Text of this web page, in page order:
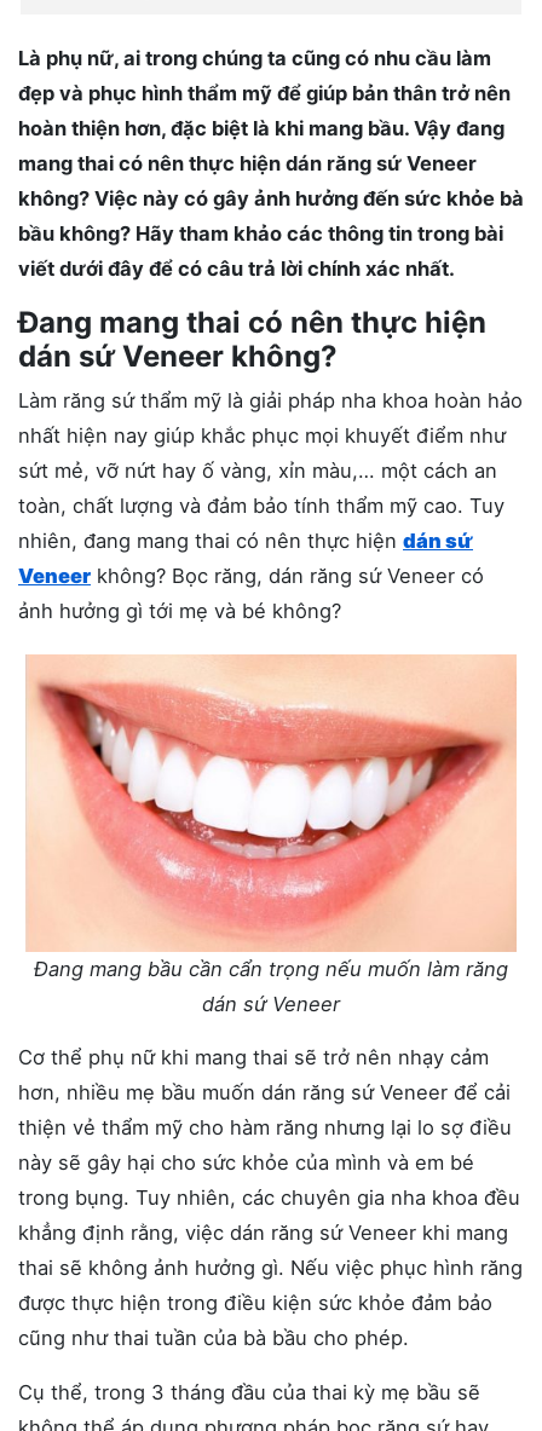
Là phụ nữ, ai trong chúng ta cũng có nhu cầu làm
đẹp và phục hình thẩm mỹ để giúp bản thân trở nên
hoàn thiện hơn, đặc biệt là khi mang bầu. Vậy đang
mang thai có nên thực hiện dán răng sứ Veneer
không? Việc này có gây ảnh hưởng đến sức khỏe bà
bầu không? Hãy tham khảo các thông tin trong bài
viết dưới đây để có câu trả lời chính xác nhất.
Đang mang thai có nên thực hiện
dán sứ Veneer không?
Làm răng sứ thẩm mỹ là giải pháp nha khoa hoàn hảo
nhất hiện nay giúp khắc phục mọi khuyết điểm như
sứt mẻ, vỡ nứt hay ố vàng, xỉn màu,… một cách an
toàn, chất lượng và đảm bảo tính thẩm mỹ cao. Tuy
nhiên, đang mang thai có nên thực hiện dán sứ
Veneer không? Bọc răng, dán răng sứ Veneer có
ảnh hưởng gì tới mẹ và bé không?
Đang mang bầu cần cẩn trọng nếu muốn làm răng
dán sứ Veneer
Cơ thể phụ nữ khi mang thai sẽ trở nên nhạy cảm
hơn, nhiều mẹ bầu muốn dán răng sứ Veneer để cải
thiện vẻ thẩm mỹ cho hàm răng nhưng lại lo sợ điều
này sẽ gây hại cho sức khỏe của mình và em bé
trong bụng. Tuy nhiên, các chuyên gia nha khoa đều
khẳng định rằng, việc dán răng sứ Veneer khi mang
thai sẽ không ảnh hưởng gì. Nếu việc phục hình răng
được thực hiện trong điều kiện sức khỏe đảm bảo
cũng như thai tuần của bà bầu cho phép.
Cụ thể, trong 3 tháng đầu của thai kỳ mẹ bầu sẽ